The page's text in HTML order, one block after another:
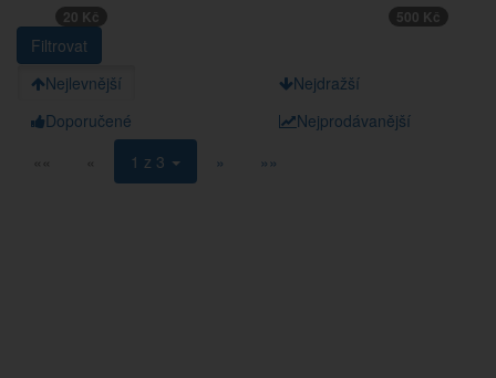
20 Kč 500 Kč
Nejlevnější
Nejdražší
Doporučené
Nejprodávanější
««
« 1 z 3 » »»